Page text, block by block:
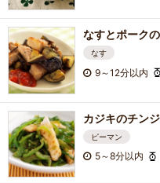
なすとポーク
なす
9～12分以内
カジキのチン
ピーマン
5～8分以内